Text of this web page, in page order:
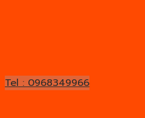
Tel : 0968349966